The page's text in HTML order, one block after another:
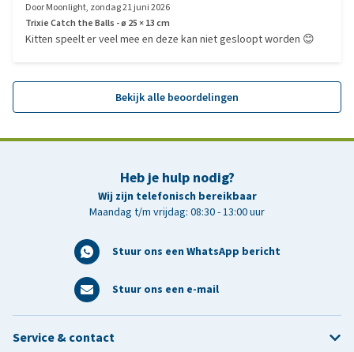
DoorMoonlight, zondag 21 juni 2026
Trixie Catch the Balls - ø 25 × 13 cm
Kitten speelt er veel mee en deze kan niet gesloopt worden 😊
Bekijk alle beoordelingen
Heb je hulp nodig?
Wij zijn telefonisch bereikbaar
Maandag t/m vrijdag: 08:30 - 13:00 uur
Stuur ons een WhatsApp bericht
Stuur ons een e-mail
Service & contact